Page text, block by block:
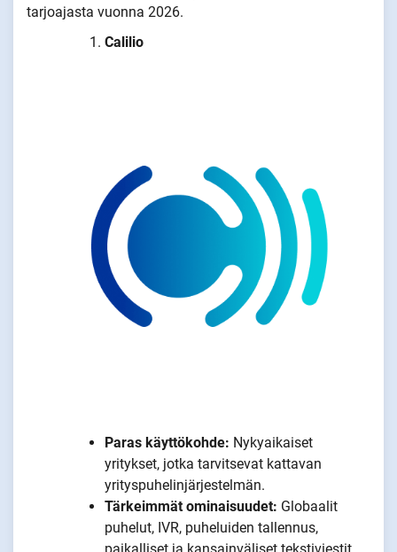
tarjoajasta vuonna 2026.
Calilio
Paras käyttökohde: Nykyaikaiset
yritykset, jotka tarvitsevat kattavan
yrityspuhelinjärjestelmän.
Tärkeimmät ominaisuudet: Globaalit
puhelut, IVR, puheluiden tallennus,